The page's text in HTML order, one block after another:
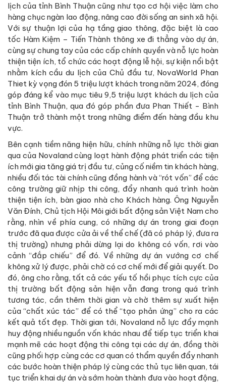
lịch của tỉnh Bình Thuận cũng như tạo cơ hội việc làm cho
hàng chục ngàn lao động, nâng cao đời sống an sinh xã hội.
Với sự thuận lợi của hạ tầng giao thông, đặc biệt là cao
tốc Hàm Kiệm – Tiến Thành thông xe đi thẳng vào dự án,
cùng sự chung tay của các cấp chính quyền và nỗ lực hoàn
thiện tiện ích, tổ chức các hoạt động lễ hội, sự kiện nổi bật
nhằm kích cầu du lịch của Chủ đầu tư, NovaWorld Phan
Thiet kỳ vọng đón 5 triệu lượt khách trong năm 2024, đóng
góp đáng kể vào mục tiêu 9,5 triệu lượt khách du lịch của
tỉnh Bình Thuận, qua đó góp phần đưa Phan Thiết - Bình
Thuận trở thành một trong những điểm đến hàng đầu khu
vực.
Bên cạnh tiềm năng hiện hữu, chính những nỗ lực thời gian
qua của Novaland cùng loạt hành động phát triển các tiện
ích mới gia tăng giá trị đầu tư, củng cố niềm tin khách hàng,
nhiều đối tác tài chính cũng đồng hành và “rót vốn” để các
công trường giữ nhịp thi công, đẩy nhanh quá trình hoàn
thiện tiện ích, bàn giao nhà cho Khách hàng. Ông Nguyễn
Văn Đính, Chủ tịch Hội Môi giới bất động sản Việt Nam cho
rằng, nhìn về phía cung, có những dự án trong giai đoạn
trước đã qua được cửa ải về thể chế (đã có pháp lý, đưa ra
thị trường) nhưng phải dừng lại do không có vốn, rơi vào
cảnh “đắp chiếu” để đó. Về những dự án vướng cơ chế
không xử lý được, phải chờ có cơ chế mới để giải quyết. Do
đó, ông cho rằng, tất cả các yếu tố hồi phục tích cực của
thị trường bất động sản hiện vẫn đang trong quá trình
tương tác, cần thêm thời gian và chờ thêm sự xuất hiện
của “chất xúc tác” để có thể “tạo phản ứng” cho ra các
kết quả tốt đẹp. Thời gian tới, Novaland nỗ lực đẩy mạnh
huy động nhiều nguồn vốn khác nhau để tiếp tục triển khai
mạnh mẽ các hoạt động thi công tại các dự án, đồng thời
cũng phối hợp cùng các cơ quan có thẩm quyền đẩy nhanh
các bước hoàn thiện pháp lý cùng các thủ tục liên quan, tái
tục triển khai dự án và sớm hoàn thành đưa vào hoạt động,